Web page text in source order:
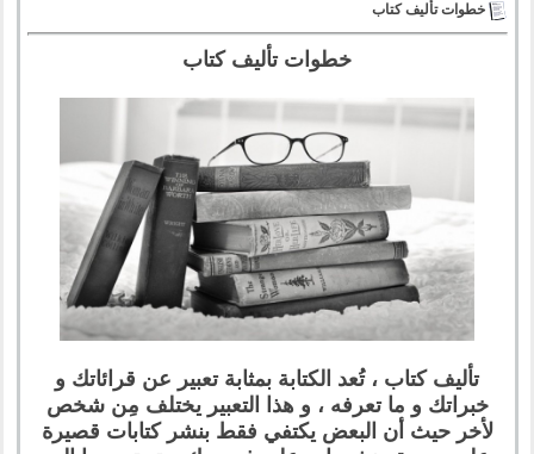
خطوات تأليف كتاب
خطوات تأليف كتاب
تأليف كتاب ، تُعد الكتابة بمثابة تعبير عن قرائاتك و
خبراتك و ما تعرفه ، و هذا التعبير يختلف مِن شخص
لأخر حيث أن البعض يكتفي فقط بنشر كتابات قصيرة